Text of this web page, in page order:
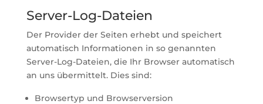
Server-Log-Dateien
Der Provider der Seiten erhebt und speichert
automatisch Informationen in so genannten
Server-Log-Dateien, die Ihr Browser automatisch
an uns übermittelt. Dies sind:
Browsertyp und Browserversion